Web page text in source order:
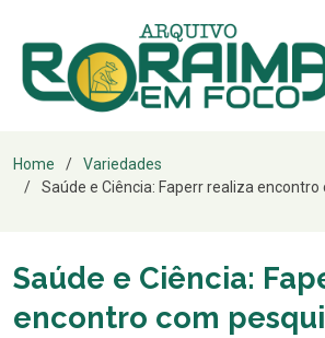
Home
Variedades
Saúde e Ciência: Faperr realiza encontro
Saúde e Ciência:
encontro com